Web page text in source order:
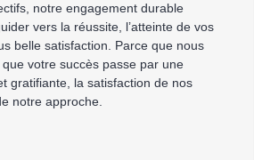
notre engagement durable
vers la réussite, l’atteinte de vos
belle satisfaction. Parce que nous
votre succès passe par une
gratifiante, la satisfaction de nos
notre approche.